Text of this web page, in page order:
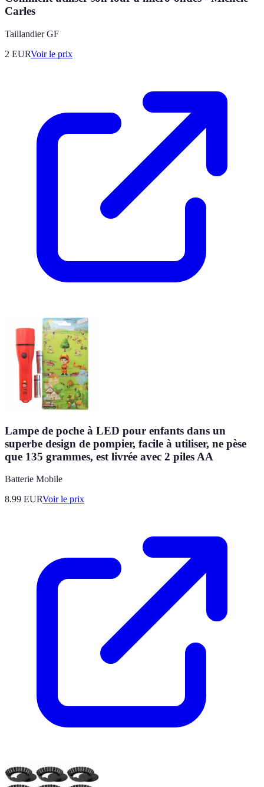
Carles
Taillandier GF
2 EURVoir le prix
Lampe de poche à LED pour enfants dans un
superbe design de pompier, facile à utiliser, ne pèse
que 135 grammes, est livrée avec 2 piles AA
Batterie Mobile
8.99 EURVoir le prix